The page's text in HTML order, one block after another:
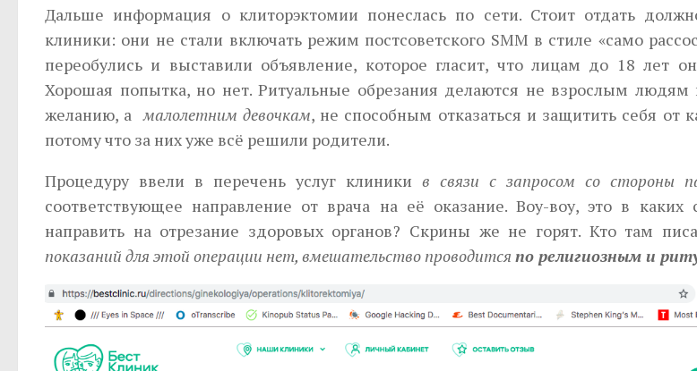
Дальше информация о клиторэктомии понеслась по сети. Стоит отдать
клиники: они не стали включать режим постсоветского SMM в стиле «само
переобулись и выставили объявление, которое гласит, что лицам до 18 лет
Хорошая попытка, но нет. Ритуальные обрезания делаются не взрослым людям
желанию, амалолетним девочкам, не способным отказаться и защитить себя от
потому что за них уже всё решили родители.
Процедуру ввели в перечень услуг клиники в связи с запросом со стороны
соответствующее направление от врача на её оказание. Воу-воу, это в каких
направить на отрезание здоровых органов? Скрины же не горят. Кто там
показаний для этой операции нет, вмешательство проводится по религиозным и